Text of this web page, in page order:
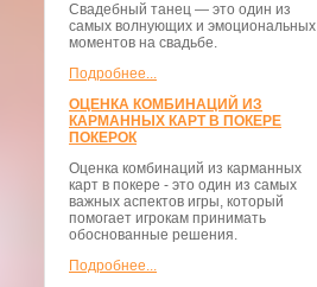
Свадебный танец — это один из
самых волнующих и эмоциональных
моментов на свадьбе.
Подробнее...
ОЦЕНКА КОМБИНАЦИЙ ИЗ
КАРМАННЫХ КАРТ В ПОКЕРЕ
ПОКЕРОК
Оценка комбинаций из карманных
карт в покере - это один из самых
важных аспектов игры, который
помогает игрокам принимать
обоснованные решения.
Подробнее...